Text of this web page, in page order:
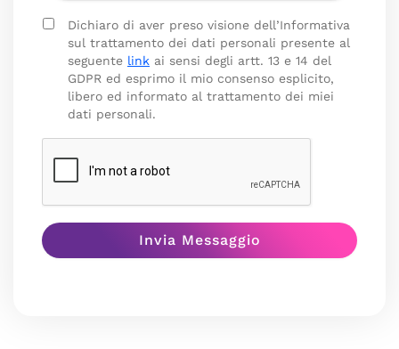
Dichiaro di aver preso visione dell’Informativa
sul trattamento dei dati personali presente al
seguente link ai sensi degli artt. 13 e 14 del
GDPR ed esprimo il mio consenso esplicito,
libero ed informato al trattamento dei miei
dati personali.